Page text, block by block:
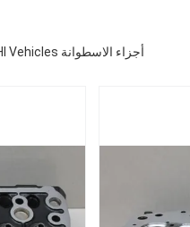
أجزاء الاسطوانة 4D32 Long Life OEM Car Engine Parts For MITSUBISHI Vehicles